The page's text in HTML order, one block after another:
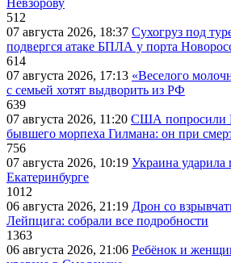
Невзорову
512
07 августа 2026, 18:37 Сухогруз под
подвергся атаке БПЛА у порта
614
07 августа 2026, 17:13 «Веселого
с семьей хотят выдворить из РФ
639
07 августа 2026, 11:20 США попросили
бывшего морпеха Гилмана: он при
756
07 августа 2026, 10:19 Украина ударила
Екатеринбурге
1012
06 августа 2026, 21:19 Дрон со
Лейпцига: собрали все подробности
1363
06 августа 2026, 21:06 Ребёнок и